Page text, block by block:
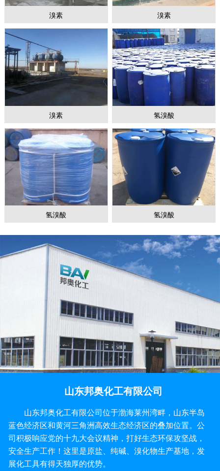
溴素 溴素
溴素 氢溴酸
氢溴酸 氢溴酸
山东邦奥化工有限公司
山东邦奥化工有限公司位于渤海莱州湾畔，山东半岛
蓝色经济区和黄河三角洲高效生态经济区的叠加位置。公
司积极响应党的十九大会议精神，打好生态环保攻坚战，
安全生产工作！这里是原盐、纯碱、溴化物生产基地，发
展化工具有得天独厚的优势。